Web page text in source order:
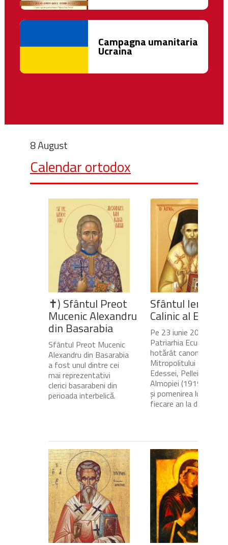
Campagna umanitaria
Ucraina
8 August
Calendar ortodox
✝) Sfântul Preot
Mucenic Alexandru
din Basarabia
Sfântul Preot Mucenic
Alexandru din Basarabia
a fost unul dintre cei
mai reprezentativi
clerici basarabeni din
perioada interbelică.
Sfântul Ierarh
Calinic al
Pe 23 iunie 2020,
Patriarhia Ecumenică a
hotărât canonizarea
Mitropolitului Calinic al
Edessei, Pellei și
Almopiei (1919-1984)
și pomenirea lui în
fiecare an la data de...